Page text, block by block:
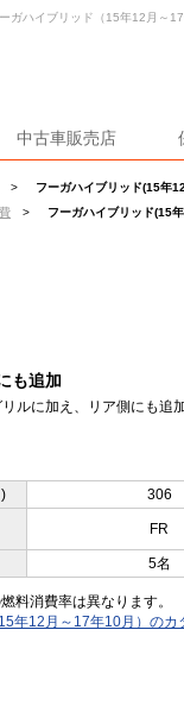
中古車販売店
>
フーガハイブリッド(15年
> フーガハイブリッド(15
ガハイブリッド（15年12月～
も追加
ルに加え、リア側にも追
306
FR
5名
料消費率は異なります。
年12月～17年10月）のカ